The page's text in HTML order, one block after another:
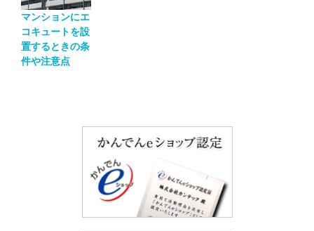
マンションにエ
コキュートを設
置するときの条
件や注意点